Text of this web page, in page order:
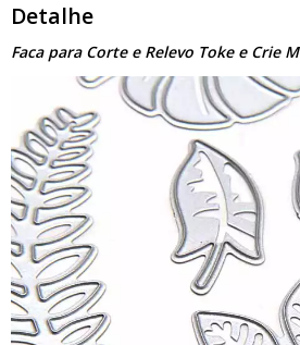
Detalhe
Faca para Corte e Relevo Toke e Crie M